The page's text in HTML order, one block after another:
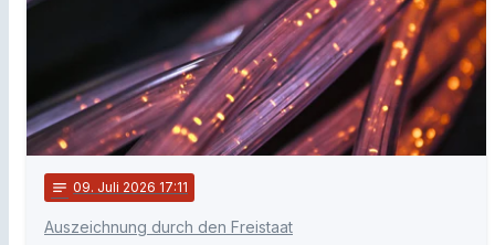
notes 09. Juli 2026 17:11
Auszeichnung durch den Freistaat